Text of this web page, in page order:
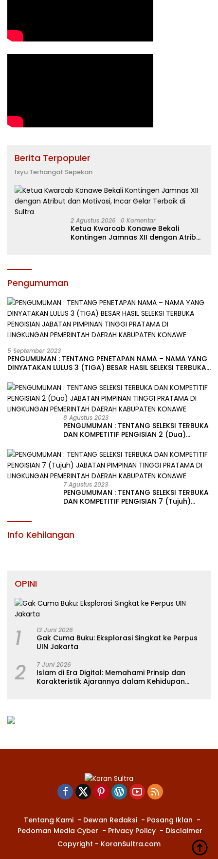
Berita Terpopuler
Isyu Terhangat Sepekan
2 Agustus 2026 0 Komentar
Ketua Kwarcab Konawe Bekali
Kontingen Jamnas XII dengan Atribut
Pengumuman
5 September 2023
PENGUMUMAN : TENTANG PENETAPAN NAMA – NAMA YANG
DINYATAKAN LULUS 3 (TIGA) BESAR HASIL SELEKSI TERBUKA
LINGKUNGAN PEMERINTAH DAERAH KABUPATEN KONAWE
8 Agustus 2023
PENGUMUMAN : TENTANG SELEKSI TERBUKA
DAN KOMPETITIF PENGISIAN 2 (Dua)
LINGKUNGAN PEMERINTAH DAERAH
KABUPATEN KONAWE
7 Agustus 2023
PENGUMUMAN : TENTANG SELEKSI TERBUKA
DAN KOMPETITIF PENGISIAN 7 (Tujuh)
Info Kehilangan
OPINI
1 13 Juni 2026
Gak Cuma Buku: Eksplorasi Singkat ke Perpus
UIN Jakarta
2 7 Juni 2026
Islam di Era Digital: Memahami Prinsip dan
Karakteristik Ajarannya dalam Kehidupan
Tentang Kami Dewan Redaksi
Pasang Iklan
Pedoman Media Cyber
Privacy Policy
Disclaimer
Copyright - KoranSultra.com